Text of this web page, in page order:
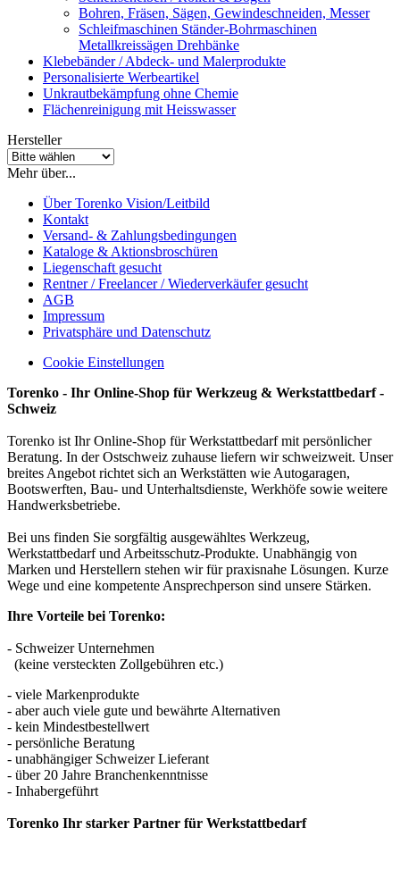
Bohren, Fräsen, Sägen, Gewindeschneiden, Messer
Schleifmaschinen Ständer-Bohrmaschinen
Metallkreissägen Drehbänke
Klebebänder / Abdeck- und Malerprodukte
Personalisierte Werbeartikel
Unkrautbekämpfung ohne Chemie
Flächenreinigung mit Heisswasser
Hersteller
Mehr über...
Über Torenko Vision/Leitbild
Kontakt
Versand- & Zahlungsbedingungen
Kataloge & Aktionsbroschüren
Liegenschaft gesucht
Rentner / Freelancer / Wiederverkäufer gesucht
AGB
Impressum
Privatsphäre und Datenschutz
Cookie Einstellungen
Torenko - Ihr Online-Shop für Werkzeug & Werkstattbedarf -
Schweiz
Torenko ist Ihr Online-Shop für Werkstattbedarf mit persönlicher
Beratung. In der Ostschweiz zuhause liefern wir schweizweit. Unser
breites Angebot richtet sich an Werkstätten wie Autogaragen,
Bootswerften, Bau- und Unterhaltsdienste, Werkhöfe sowie weitere
Handwerksbetriebe.
Bei uns finden Sie sorgfältig ausgewähltes Werkzeug,
Werkstattbedarf und Arbeitsschutz-Produkte. Unabhängig von
Marken und Herstellern stehen wir für praxisnahe Lösungen. Kurze
Wege und eine kompetente Ansprechperson sind unsere Stärken.
Ihre Vorteile bei Torenko:
- Schweizer Unternehmen
(keine versteckten Zollgebühren etc.)
- viele Markenprodukte
- aber auch viele gute und bewährte Alternativen
- kein Mindestbestellwert
- persönliche Beratung
- unabhängiger Schweizer Lieferant
- über 20 Jahre Branchenkenntnisse
- Inhabergeführt
Torenko Ihr starker Partner für Werkstattbedarf